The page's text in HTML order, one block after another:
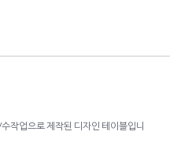
작업으로 제작된 디자인 테이블입니